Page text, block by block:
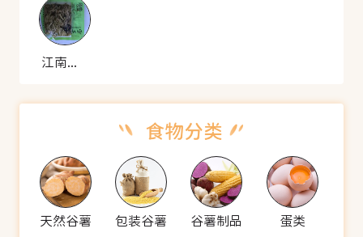
江南小菜 雪菜笋
天然谷薯 包装谷薯 谷薯制品 蛋类